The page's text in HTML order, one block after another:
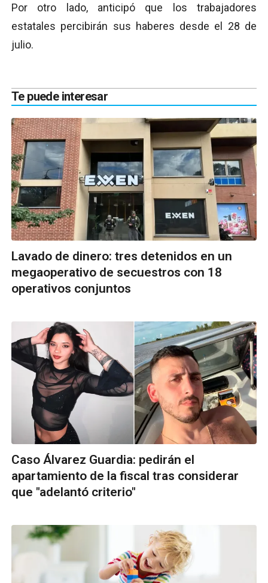
Por otro lado, anticipó que los trabajadores
estatales percibirán sus haberes desde el 28 de
julio.
Te puede interesar
Lavado de dinero: tres detenidos en un
megaoperativo de secuestros con 18
operativos conjuntos
Caso Álvarez Guardia: pedirán el
apartamiento de la fiscal tras considerar
que "adelantó criterio"